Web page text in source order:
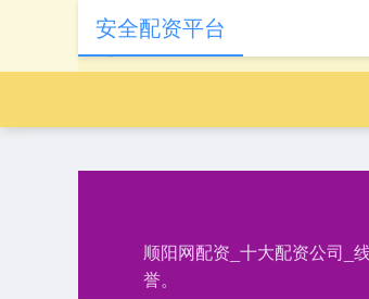
顺阳网配资_十大配资公司_
誉。
安全配资平台